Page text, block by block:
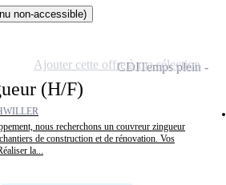
non-accessible)
(H/F)
nous recherchons un couvreur zingueur
de construction et de rénovation. Vos
la...
CDITemps plein
Ajouter cette offre à ma sélection